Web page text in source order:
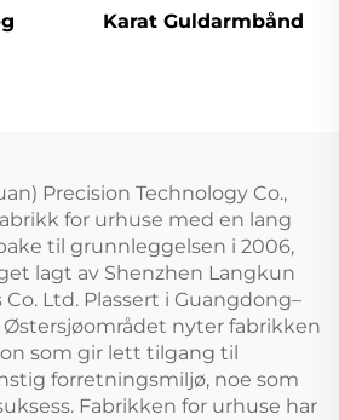
Karat Guldarmbånd
Precision Technology Co.,
for urhuse med en lang
til grunnleggelsen i 2006,
lagt av Shenzhen Langkun
Ltd. Plassert i Guangdong–
Østersjøområdet nyter fabrikken
som gir lett tilgang til
forretningsmiljø, noe som
Fabrikken for urhuse har